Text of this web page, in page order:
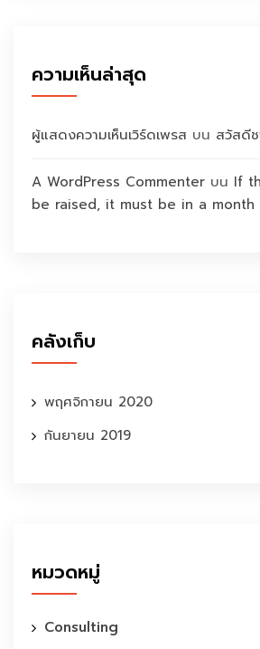
ความเห็นล่าสุด
ผู้แสดงความเห็นเวิร์ดเพรส บน สวัสดี
A WordPress Commenter บน If
be raised, it must be in a month
คลังเก็บ
พฤศจิกายน 2020
กันยายน 2019
หมวดหมู่
Consulting